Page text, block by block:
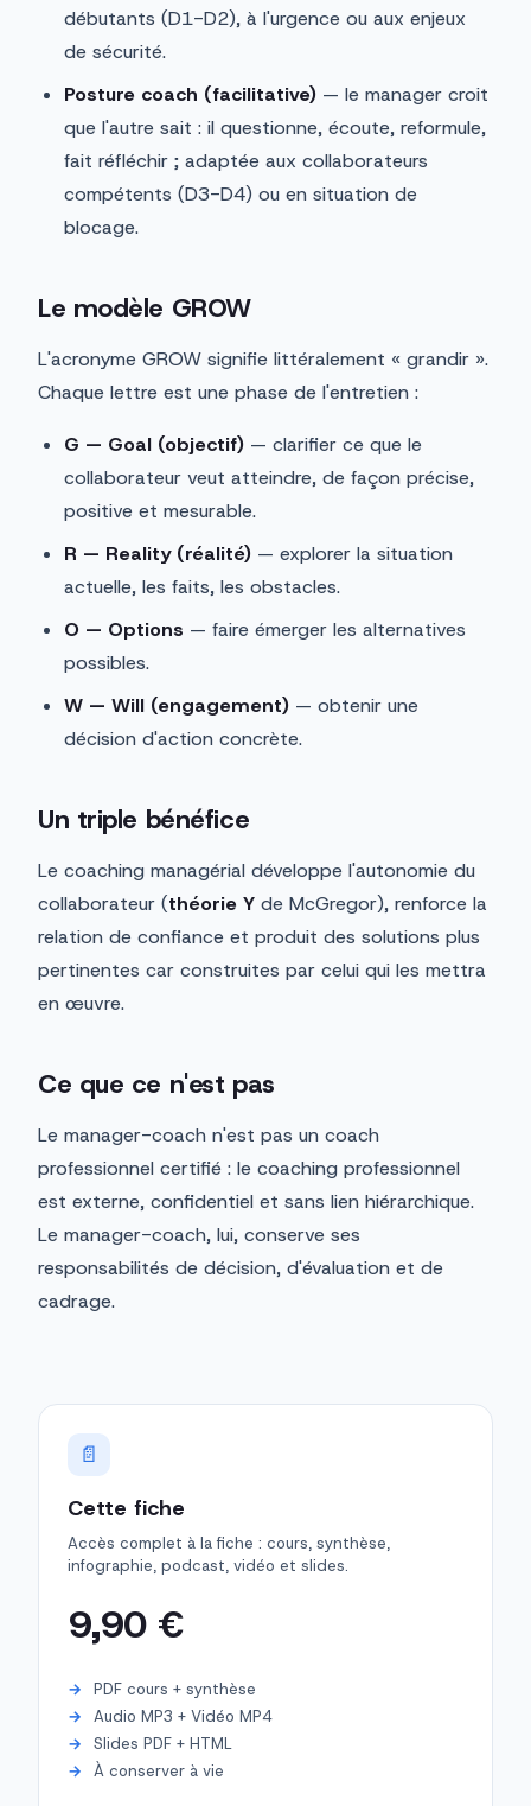
débutants (D1-D2), à l'urgence ou aux enjeux
de sécurité.
Posture coach (facilitative) — le manager croit
que l'autre sait : il questionne, écoute, reformule,
fait réfléchir ; adaptée aux collaborateurs
compétents (D3-D4) ou en situation de
blocage.
Le modèle GROW
L'acronyme GROW signifie littéralement « grandir ».
Chaque lettre est une phase de l'entretien :
G — Goal (objectif) — clarifier ce que le
collaborateur veut atteindre, de façon précise,
positive et mesurable.
R — Reality (réalité) — explorer la situation
actuelle, les faits, les obstacles.
O — Options — faire émerger les alternatives
possibles.
W — Will (engagement) — obtenir une
décision d'action concrète.
Un triple bénéfice
Le coaching managérial développe l'autonomie du
collaborateur (théorie Y de McGregor), renforce la
relation de confiance et produit des solutions plus
pertinentes car construites par celui qui les mettra
en œuvre.
Ce que ce n'est pas
Le manager-coach n'est pas un coach
professionnel certifié : le coaching professionnel
est externe, confidentiel et sans lien hiérarchique.
Le manager-coach, lui, conserve ses
responsabilités de décision, d'évaluation et de
cadrage.
📄
Cette fiche
Accès complet à la fiche : cours, synthèse,
infographie, podcast, vidéo et slides.
9,90 €
PDF cours + synthèse
Audio MP3 + Vidéo MP4
Slides PDF + HTML
À conserver à vie